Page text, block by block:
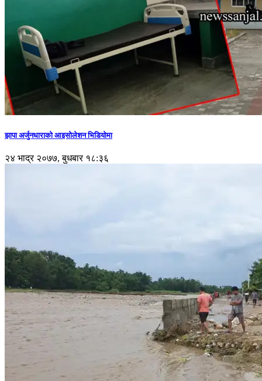
झापा अर्जुनधाराको आइसोलेशन भिडियोमा
२४ भाद्र २०७७, बुधबार १८:३६